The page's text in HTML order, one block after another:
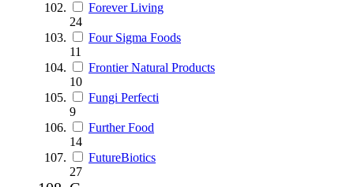
Forever Living
24
Four Sigma Foods
11
Frontier Natural Products
10
Fungi Perfecti
9
Further Food
14
FutureBiotics
27